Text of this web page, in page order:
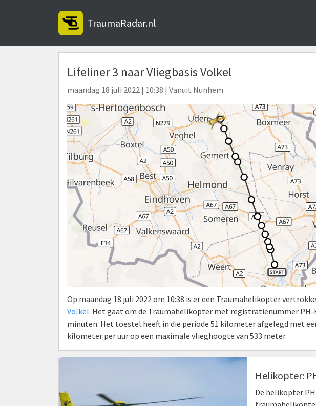
TraumaRadar.nl
Lifeliner 3 naar Vliegbasis Volkel
maandag 18 juli 2022 | 10:38 | Vanuit Nunhem
Op maandag 18 juli 2022 om 10:38 is er een Traumahelikopter
Volkel. Het gaat om de Traumahelikopter met registratienummer PH-
minuten. Het toestel heeft in die periode 51 kilometer afgelegd met
kilometer per uur op een maximale vlieghoogte van 533 meter.
Helikopter:
De helikopter